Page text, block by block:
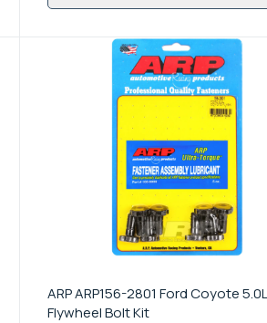
ARP ARP156-2801 Ford Coyote 5.0L
Flywheel Bolt Kit